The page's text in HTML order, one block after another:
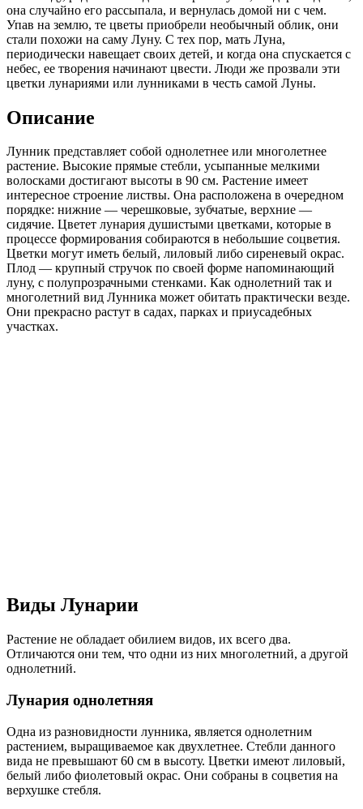
она случайно его рассыпала, и вернулась домой ни с чем.
Упав на землю, те цветы приобрели необычный облик, они
стали похожи на саму Луну. С тех пор, мать Луна,
периодически навещает своих детей, и когда она спускается с
небес, ее творения начинают цвести. Люди же прозвали эти
цветки лунариями или лунниками в честь самой Луны.
Описание
Лунник представляет собой однолетнее или многолетнее
растение. Высокие прямые стебли, усыпанные мелкими
волосками достигают высоты в 90 см. Растение имеет
интересное строение листвы. Она расположена в очередном
порядке: нижние — черешковые, зубчатые, верхние —
сидячие. Цветет лунария душистыми цветками, которые в
процессе формирования собираются в небольшие соцветия.
Цветки могут иметь белый, лиловый либо сиреневый окрас.
Плод — крупный стручок по своей форме напоминающий
луну, с полупрозрачными стенками. Как однолетний так и
многолетний вид Лунника может обитать практически везде.
Они прекрасно растут в садах, парках и приусадебных
участках.
Виды Лунарии
Растение не обладает обилием видов, их всего два.
Отличаются они тем, что одни из них многолетний, а другой
однолетний.
Лунария однолетняя
Одна из разновидности лунника, является однолетним
растением, выращиваемое как двухлетнее. Стебли данного
вида не превышают 60 см в высоту. Цветки имеют лиловый,
белый либо фиолетовый окрас. Они собраны в соцветия на
верхушке стебля.